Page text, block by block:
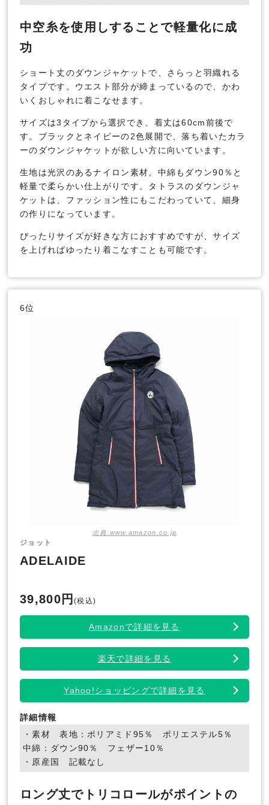
中空糸を使用しすることで軽量化に成
功
ショート丈のダウンジャケットで、さらっと羽織れる
タイプです。ウエスト部分が締まっているので、かわ
いくおしゃれに着こなせます。
サイズは3タイプから選択でき、着丈は60cm前後で
す。ブラックとネイビーの2色展開で、落ち着いたカラ
ーのダウンジャケットが欲しい方に向いています。
生地は光沢のあるナイロン素材。中綿もダウン90％と
軽量で柔らかい仕上がりです。タトラスのダウンジャ
ケットは、ファッション性にもこだわっていて、細身
の作りになっています。
ぴったりサイズが好きな方におすすめですが、サイズ
を上げればゆったり着こなすことも可能です。
6位
出典:www.amazon.co.jp
ジョット
ADELAIDE
39,800円(税込)
Amazonで詳細を見る
楽天で詳細を見る
Yahoo!ショッピングで詳細を見る
詳細情報
・素材 表地：ポリアミド95％ ポリエステル5％
中綿：ダウン90％ フェザー10％
・原産国 記載なし
ロング丈でトリコロールがポイントの